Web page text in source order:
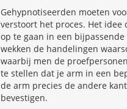
Gehypnotiseerden moeten
verstoort het proces. Het
op te gaan in een
wekken de handelingen
waarbij men de
te stellen dat je arm in een
de arm precies de andere
bevestigen.